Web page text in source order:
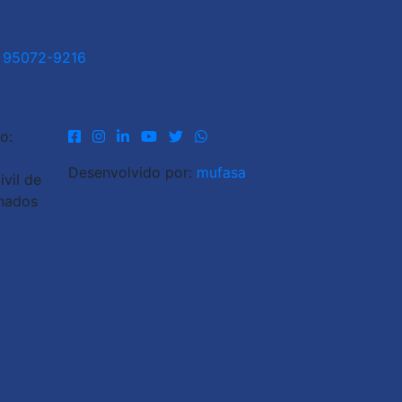
95072-9216
de
Desenvolvido por: mufasa